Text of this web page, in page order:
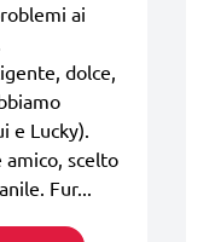
ai
dolce,
e Lucky).
amico, scelto
Fur...